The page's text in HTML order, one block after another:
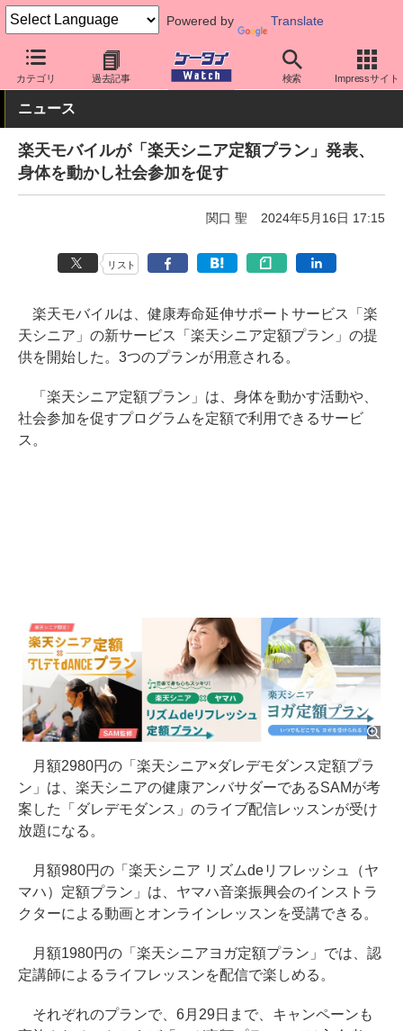
Powered by Translate
カテゴリ 過去記事 検索 Impressサイト
ケータイ Watch キャリア 楽天 アプリ・サービス
ニュース
楽天モバイルが「楽天シニア定額プラン」発表、
身体を動かし社会参加を促す
関口 聖 2024年5月16日 17:15
リスト
楽天モバイルは、健康寿命延伸サポートサービス「楽
天シニア」の新サービス「楽天シニア定額プラン」の提
供を開始した。3つのプランが用意される。
「楽天シニア定額プラン」は、身体を動かす活動や、
社会参加を促すプログラムを定額で利用できるサービ
ス。
月額2980円の「楽天シニア×ダレデモダンス定額プラ
ン」は、楽天シニアの健康アンバサダーであるSAMが考
案した「ダレデモダンス」のライブ配信レッスンが受け
放題になる。
月額980円の「楽天シニア リズムdeリフレッシュ（ヤ
マハ）定額プラン」は、ヤマハ音楽振興会のインストラ
クターによる動画とオンラインレッスンを受講できる。
月額1980円の「楽天シニアヨガ定額プラン」では、認
定講師によるライフレッスンを配信で楽しめる。
それぞれのプランで、6月29日まで、キャンペーンも